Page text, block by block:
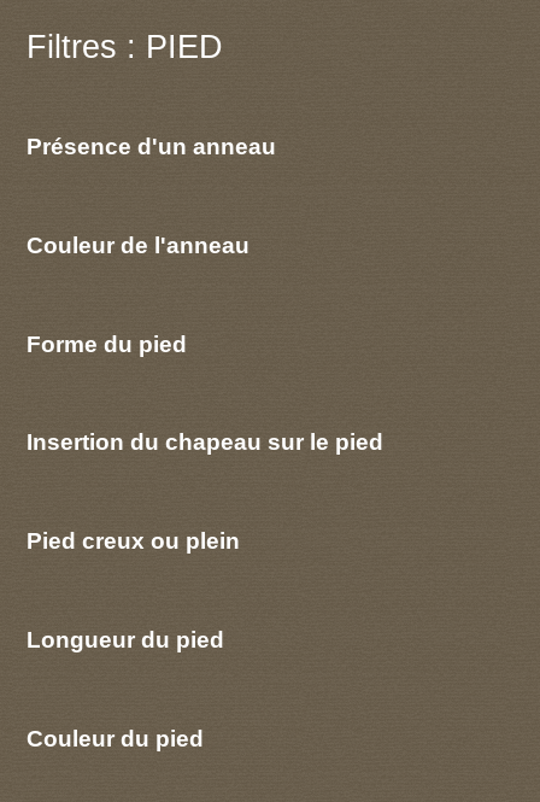
Filtres : PIED
Présence d'un anneau
Couleur de l'anneau
Forme du pied
Insertion du chapeau sur le pied
Pied creux ou plein
Longueur du pied
Couleur du pied